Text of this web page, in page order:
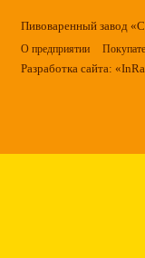
О предприятии
Пивоваренный завод
Разработка сайта: «